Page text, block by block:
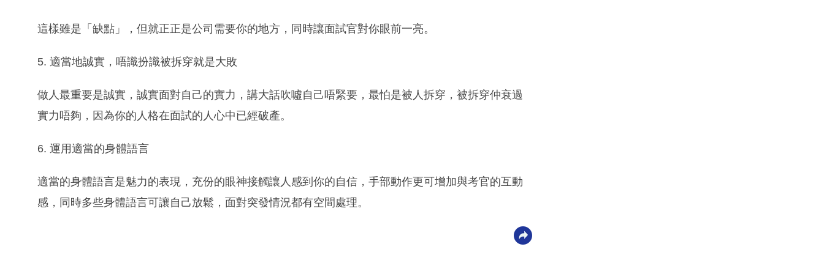
這樣雖是「缺點」，但就正正是公司需要你的地方，同時讓面試官對你眼前一亮。
5. 適當地誠實，唔識扮識被拆穿就是大敗
做人最重要是誠實，誠實面對自己的實力，講大話吹噓自己唔緊要，最怕是被人拆穿，被拆穿仲衰過
實力唔夠，因為你的人格在面試的人心中已經破產。
6. 運用適當的身體語言
適當的身體語言是魅力的表現，充份的眼神接觸讓人感到你的自信，手部動作更可增加與考官的互動
感，同時多些身體語言可讓自己放鬆，面對突發情況都有空間處理。